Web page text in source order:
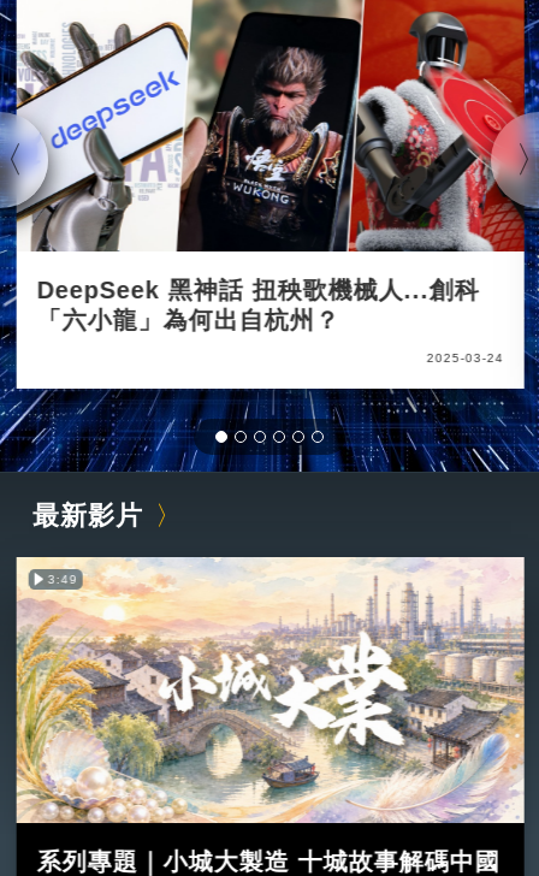
DeepSeek 黑神話 扭秧歌機械人...創科
「六小龍」為何出自杭州？
2025-03-24
最新影片
3:49
系列專題｜小城大製造 十城故事解碼中國